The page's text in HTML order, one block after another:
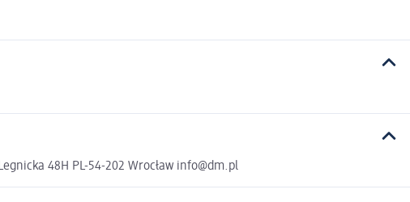
48H PL-54-202 Wrocław info@dm.pl